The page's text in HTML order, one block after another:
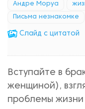
Андре Моруа
Письма незнакомке
Cлайд с цитатой
Вступайте в
женщиной),
проблемы жизни